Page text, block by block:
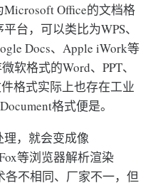
Office的文档格
台，可以类比为WPS、
Docs、Apple iWork等
软格式的Word、PPT、
格式实际上也存在工业
格式便是。
，就会变成像
等浏览器解析渲染
不相同、厂家不一，但